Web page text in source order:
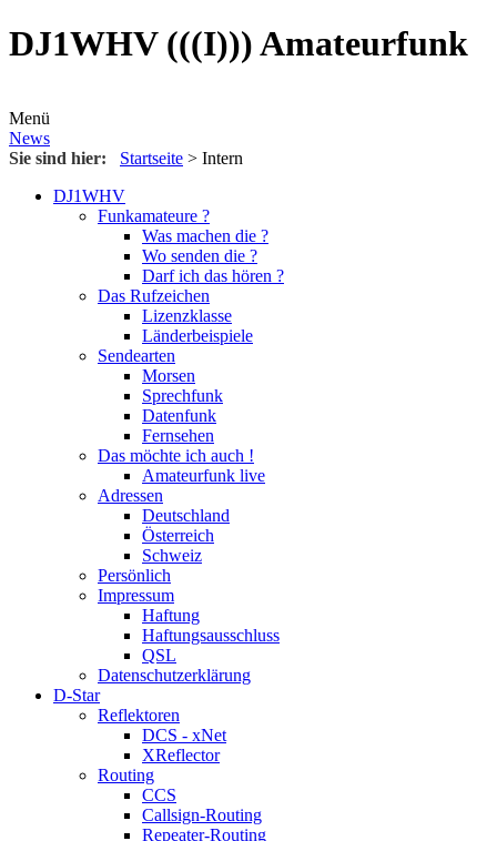
DJ1WHV (((I))) Amateurfunk
Menü
News
Sie sind hier: Startseite > Intern
DJ1WHV
Funkamateure ?
Was machen die ?
Wo senden die ?
Darf ich das hören ?
Das Rufzeichen
Lizenzklasse
Länderbeispiele
Sendearten
Morsen
Sprechfunk
Datenfunk
Fernsehen
Das möchte ich auch !
Amateurfunk live
Adressen
Deutschland
Österreich
Schweiz
Persönlich
Impressum
Haftung
Haftungsausschluss
QSL
Datenschutzerklärung
D-Star
Reflektoren
DCS - xNet
XReflector
Routing
CCS
Callsign-Routing
Repeater-Routing